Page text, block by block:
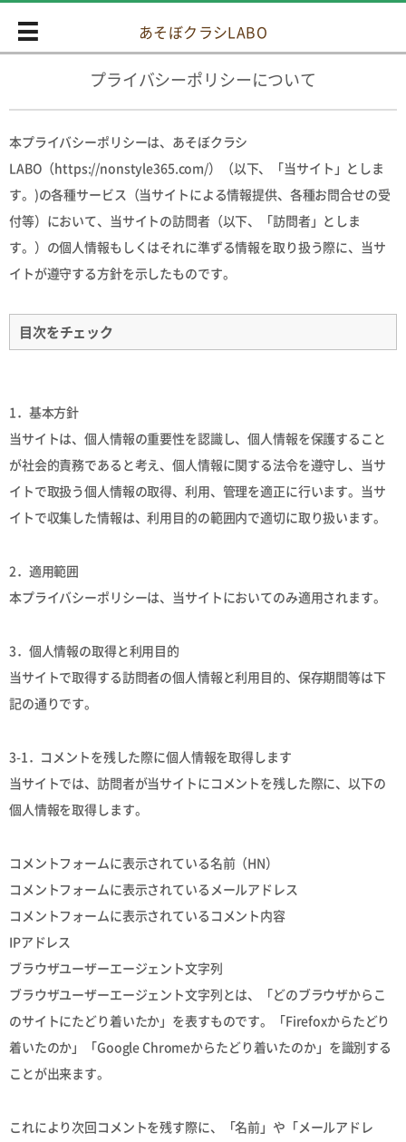
あそぼクラシLABO
プライバシーポリシーについて
本プライバシーポリシーは、あそぼクラシ
LABO（https://nonstyle365.com/）（以下、「当サイト」としま
す。)の各種サービス（当サイトによる情報提供、各種お問合せの受
付等）において、当サイトの訪問者（以下、「訪問者」としま
す。）の個人情報もしくはそれに準ずる情報を取り扱う際に、当サ
イトが遵守する方針を示したものです。
目次をチェック
1．基本方針
当サイトは、個人情報の重要性を認識し、個人情報を保護すること
が社会的責務であると考え、個人情報に関する法令を遵守し、当サ
イトで取扱う個人情報の取得、利用、管理を適正に行います。当サ
イトで収集した情報は、利用目的の範囲内で適切に取り扱います。
2．適用範囲
本プライバシーポリシーは、当サイトにおいてのみ適用されます。
3．個人情報の取得と利用目的
当サイトで取得する訪問者の個人情報と利用目的、保存期間等は下
記の通りです。
3-1．コメントを残した際に個人情報を取得します
当サイトでは、訪問者が当サイトにコメントを残した際に、以下の
個人情報を取得します。
コメントフォームに表示されている名前（HN）
コメントフォームに表示されているメールアドレス
コメントフォームに表示されているコメント内容
IPアドレス
ブラウザユーザーエージェント文字列
ブラウザユーザーエージェント文字列とは、「どのブラウザからこ
のサイトにたどり着いたか」を表すものです。「Firefoxからたどり
着いたのか」「Google Chromeからたどり着いたのか」を識別する
ことが出来ます。
これにより次回コメントを残す際に、「名前」や「メールアドレ